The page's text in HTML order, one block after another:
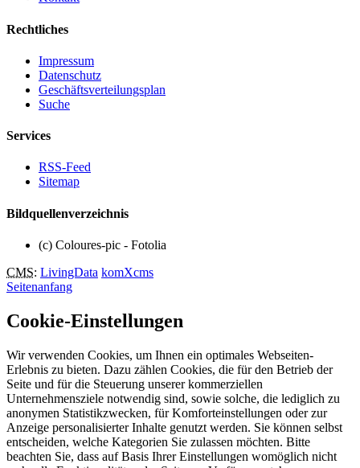
Rechtliches
Impressum
Datenschutz
Geschäftsverteilungsplan
Suche
Services
RSS-Feed
Sitemap
Bildquellenverzeichnis
(c) Coloures-pic - Fotolia
CMS: LivingData komXcms
Seitenanfang
Cookie-Einstellungen
Wir verwenden Cookies, um Ihnen ein optimales Webseiten-
Erlebnis zu bieten. Dazu zählen Cookies, die für den Betrieb der
Seite und für die Steuerung unserer kommerziellen
Unternehmensziele notwendig sind, sowie solche, die lediglich zu
anonymen Statistikzwecken, für Komforteinstellungen oder zur
Anzeige personalisierter Inhalte genutzt werden. Sie können selbst
entscheiden, welche Kategorien Sie zulassen möchten. Bitte
beachten Sie, dass auf Basis Ihrer Einstellungen womöglich nicht